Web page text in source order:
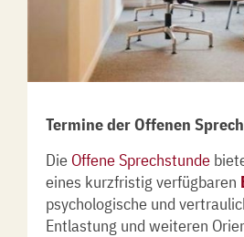
Termine der Offenen
Die Offene Sprechstunde
eines kurzfristig verfügbaren
psychologische und
Entlastung und weiteren